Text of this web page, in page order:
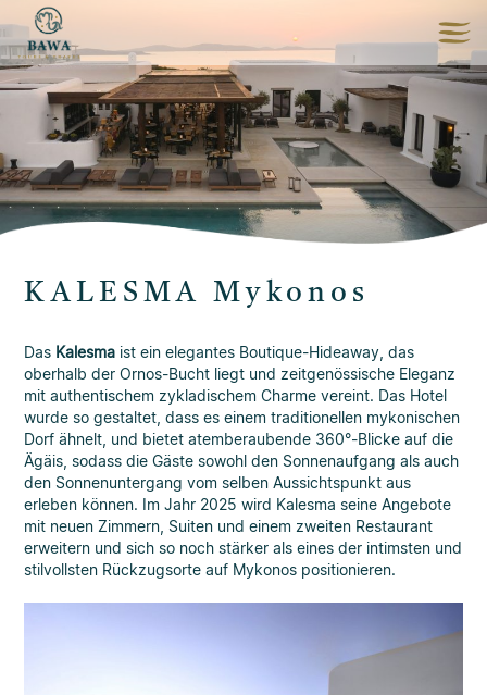
KALESMA Mykonos
Das Kalesma ist ein elegantes Boutique-Hideaway, das
oberhalb der Ornos-Bucht liegt und zeitgenössische Eleganz
mit authentischem zykladischem Charme vereint. Das Hotel
wurde so gestaltet, dass es einem traditionellen mykonischen
Dorf ähnelt, und bietet atemberaubende 360°-Blicke auf die
Ägäis, sodass die Gäste sowohl den Sonnenaufgang als auch
den Sonnenuntergang vom selben Aussichtspunkt aus
erleben können. Im Jahr 2025 wird Kalesma seine Angebote
mit neuen Zimmern, Suiten und einem zweiten Restaurant
erweitern und sich so noch stärker als eines der intimsten und
stilvollsten Rückzugsorte auf Mykonos positionieren.